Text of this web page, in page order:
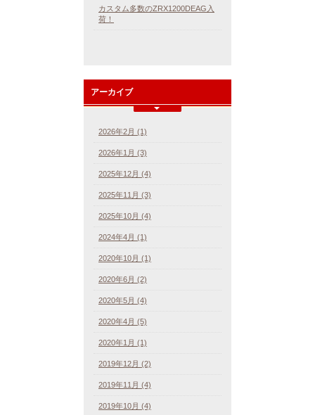
カスタム多数のZRX1200DEAG入
荷！
アーカイブ
2026年2月 (1)
2026年1月 (3)
2025年12月 (4)
2025年11月 (3)
2025年10月 (4)
2024年4月 (1)
2020年10月 (1)
2020年6月 (2)
2020年5月 (4)
2020年4月 (5)
2020年1月 (1)
2019年12月 (2)
2019年11月 (4)
2019年10月 (4)